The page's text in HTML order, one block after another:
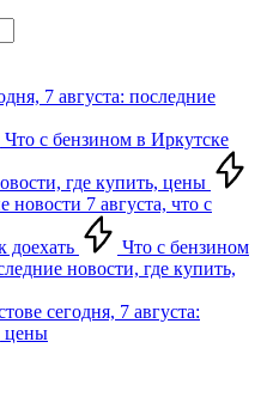
7 августа: последние
Что с бензином в Иркутске
где купить, цены
7 августа, что с
доехать
Что с бензином
новости, где купить,
сегодня, 7 августа:
цены